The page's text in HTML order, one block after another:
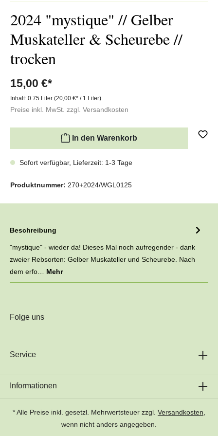
2024 "mystique" // Gelber
Muskateller & Scheurebe //
trocken
15,00 €*
Inhalt: 0.75 Liter (20,00 €* / 1 Liter)
Preise inkl. MwSt. zzgl. Versandkosten
Sofort verfügbar, Lieferzeit: 1-3 Tage
In den Warenkorb
Produktnummer: 270+2024/WGL0125
Beschreibung
"mystique" - wieder da! Dieses Mal noch aufregender - dank
zweier Rebsorten: Gelber Muskateller und Scheurebe. Nach
dem erfo… Mehr
Service
Folge uns
Informationen
* Alle Preise inkl. gesetzl. Mehrwertsteuer zzgl. Versandkosten,
wenn nicht anders angegeben.